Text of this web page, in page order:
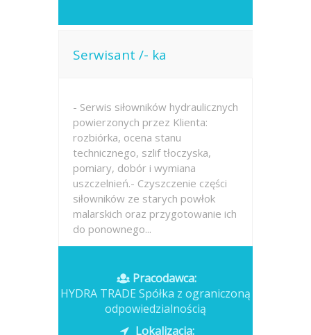
Serwisant /- ka
- Serwis siłowników hydraulicznych
powierzonych przez Klienta:
rozbiórka, ocena stanu
technicznego, szlif tłoczyska,
pomiary, dobór i wymiana
uszczelnień.- Czyszczenie części
siłowników ze starych powłok
malarskich oraz przygotowanie ich
do ponownego...
Pracodawca:
HYDRA TRADE Spółka z ograniczoną
odpowiedzialnością
Lokalizacja: